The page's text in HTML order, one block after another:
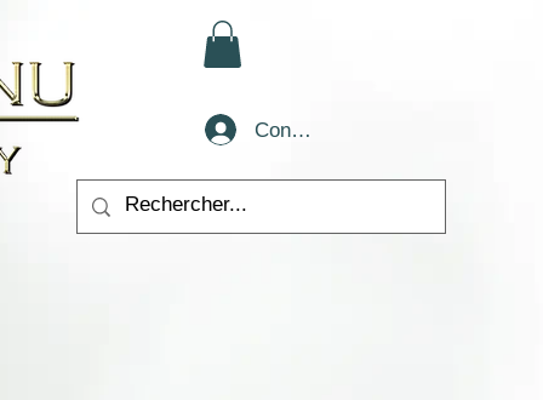
Conectează-te